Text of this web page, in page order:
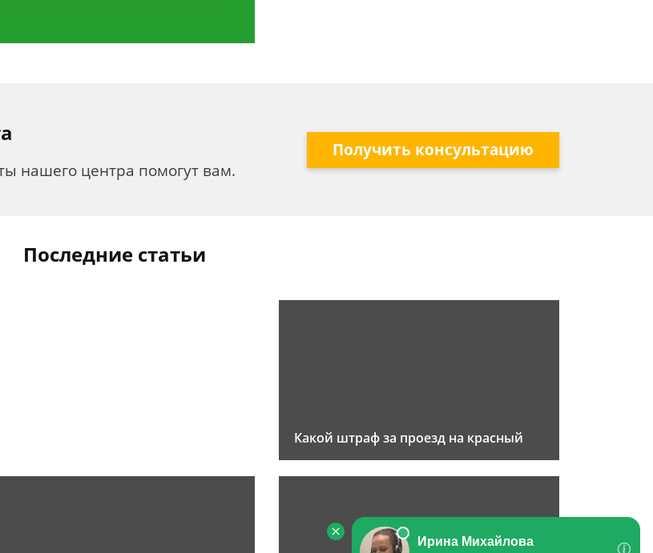
нашего центра помогут вам.
Получить консультацию
Последние статьи
Какой штраф за проезд на красный